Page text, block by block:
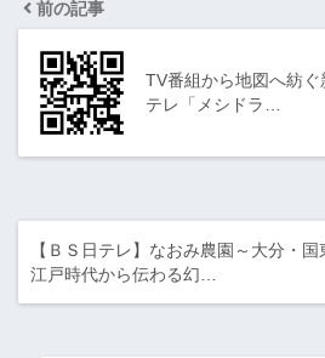
前の記事
TV番組から地図へ紡
テレ「メシドラ…
【ＢＳ日テレ】なおみ農園～大分・国
江戸時代から伝わる幻…